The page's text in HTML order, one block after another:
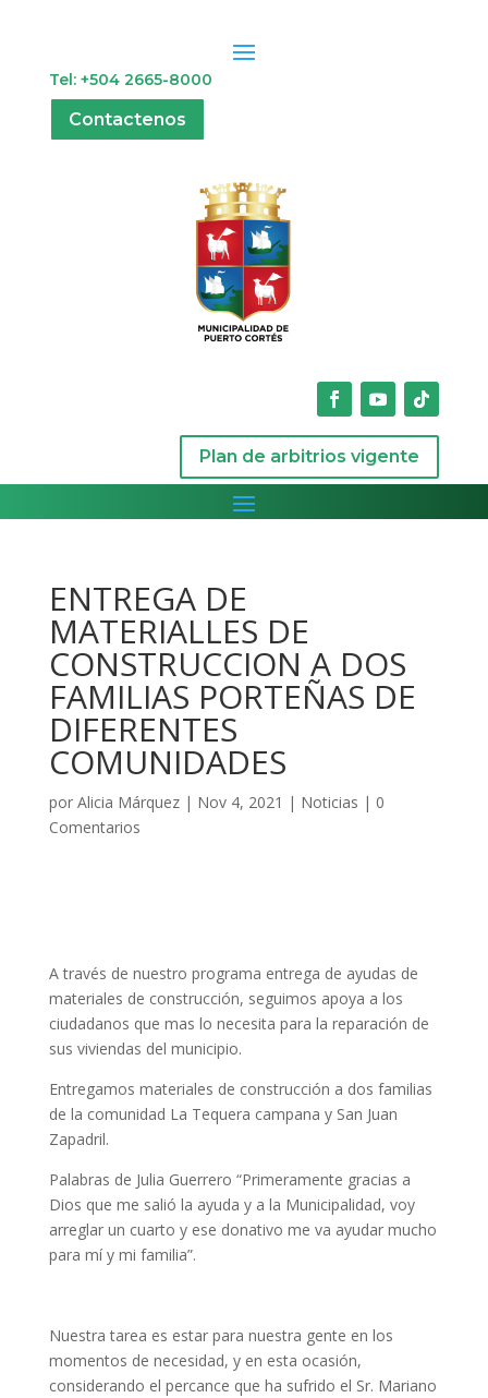
Tel: +504 2665-8000
Contactenos
Plan de arbitrios vigente
ENTREGA DE
MATERIALLES DE
CONSTRUCCION A DOS
FAMILIAS PORTEÑAS DE
DIFERENTES
COMUNIDADES
por Alicia Márquez| Nov 4, 2021 | Noticias | 0
Comentarios
A través de nuestro programa entrega de ayudas de
materiales de construcción, seguimos apoya a los
ciudadanos que mas lo necesita para la reparación de
sus viviendas del municipio.
Entregamos materiales de construcción a dos familias
de la comunidad La Tequera campana y San Juan
Zapadril.
Palabras de Julia Guerrero “Primeramente gracias a
Dios que me salió la ayuda y a la Municipalidad, voy
arreglar un cuarto y ese donativo me va ayudar mucho
para mí y mi familia”.
Nuestra tarea es estar para nuestra gente en los
momentos de necesidad, y en esta ocasión,
considerando el percance que ha sufrido el Sr. Mariano